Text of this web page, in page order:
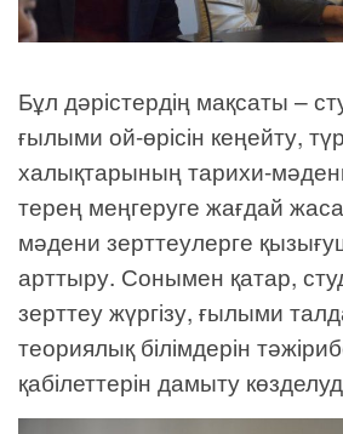
Бұл дәрістердің мақсаты –
ғылыми ой-өрісін кеңейту,
халықтарының тарихи-
терең меңгеруге жағдай
мәдени зерттеулерге
арттыру. Сонымен қатар,
зерттеу жүргізу, ғылыми
теориялық білімдерін
қабілеттерін дамыту